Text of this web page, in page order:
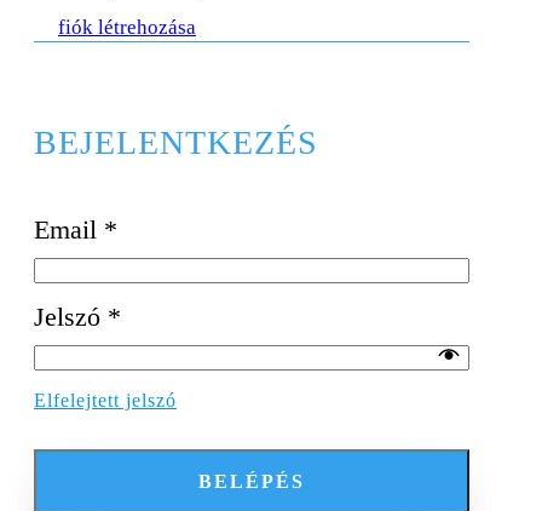
fiók létrehozása
BEJELENTKEZÉS
Email *
Jelszó *
Elfelejtett jelszó
BELÉPÉS